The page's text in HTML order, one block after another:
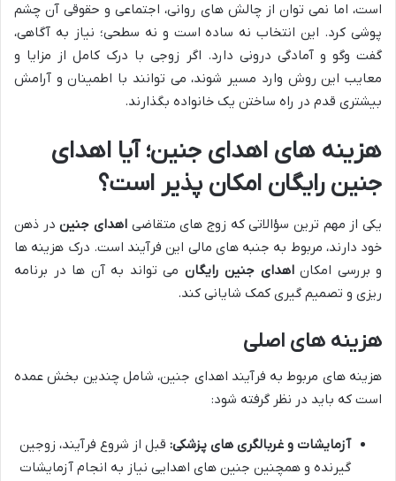
است، اما نمی توان از چالش های روانی، اجتماعی و حقوقی آن چشم
پوشی کرد. این انتخاب نه ساده است و نه سطحی؛ نیاز به آگاهی،
گفت وگو و آمادگی درونی دارد. اگر زوجی با درک کامل از مزایا و
معایب این روش وارد مسیر شوند، می توانند با اطمینان و آرامش
بیشتری قدم در راه ساختن یک خانواده بگذارند.
هزینه های اهدای جنین؛ آیا اهدای
جنین رایگان امکان پذیر است؟
یکی از مهم ترین سؤالاتی که زوج های متقاضی اهدای جنیندر ذهن
خود دارند، مربوط به جنبه های مالی این فرآیند است. درک هزینه ها
و بررسی امکاناهدای جنین رایگان می تواند به آن ها در برنامه
ریزی و تصمیم گیری کمک شایانی کند.
هزینه های اصلی
هزینه های مربوط به فرآیند اهدای جنین، شامل چندین بخش عمده
است که باید در نظر گرفته شود:
آزمایشات و غربالگری های پزشکی: قبل از شروع فرآیند، زوجین
گیرنده و همچنین جنین های اهدایی نیاز به انجام آزمایشات